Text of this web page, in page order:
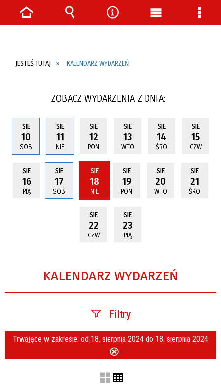
JESTEŚ TUTAJ KALENDARZ WYDARZEŃ
ZOBACZ WYDARZENIA Z DNIA:
SIE
10
SOB
SIE
11
NIE
SIE
12
PON
SIE
13
WTO
SIE
14
ŚRO
SIE
15
CZW
SIE
16
PIĄ
SIE
17
SOB
SIE
18
NIE
SIE
19
PON
SIE
20
WTO
SIE
21
ŚRO
SIE
22
CZW
SIE
23
PIĄ
KALENDARZ WYDARZEŃ
Filtry
Szukana fraza
Trwające w zakresie: od 18. sierpnia 2024 do 18. sierpnia 2024
filtr
Strona
WyszukiwarkaNarzędziaMenu
Menu